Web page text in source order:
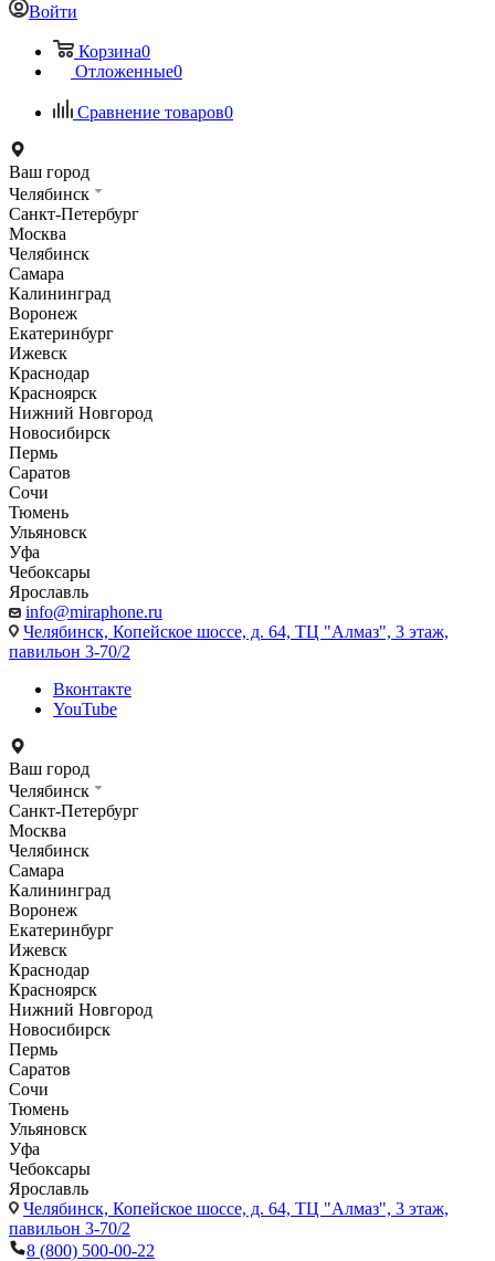
Войти
Корзина0
Отложенные0
Сравнение товаров0
Ваш город
Челябинск
Санкт-Петербург
Москва
Челябинск
Самара
Калининград
Воронеж
Екатеринбург
Ижевск
Краснодар
Красноярск
Нижний Новгород
Новосибирск
Пермь
Саратов
Сочи
Тюмень
Ульяновск
Уфа
Чебоксары
Ярославль
info@miraphone.ru
Челябинск, Копейское шоссе, д. 64, ТЦ "Алмаз", 3 этаж,
павильон 3-70/2
Вконтакте
YouTube
Ваш город
Челябинск
Санкт-Петербург
Москва
Челябинск
Самара
Калининград
Воронеж
Екатеринбург
Ижевск
Краснодар
Красноярск
Нижний Новгород
Новосибирск
Пермь
Саратов
Сочи
Тюмень
Ульяновск
Уфа
Чебоксары
Ярославль
Челябинск, Копейское шоссе, д. 64, ТЦ "Алмаз", 3 этаж,
павильон 3-70/2
8 (800) 500-00-22